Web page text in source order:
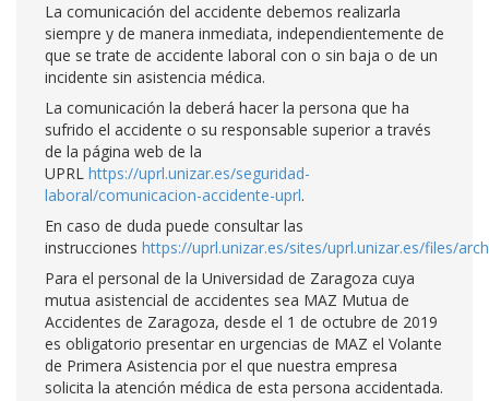
La comunicación del accidente debemos realizarla
siempre y de manera inmediata, independientemente de
que se trate de accidente laboral con o sin baja o de un
incidente sin asistencia médica.
La comunicación la deberá hacer la persona que ha
sufrido el accidente o su responsable superior a través
de la página web de la
UPRL https://uprl.unizar.es/seguridad-
laboral/comunicacion-accidente-uprl.
En caso de duda puede consultar las
instrucciones https://uprl.unizar.es/sites/uprl.unizar.es/files/
Para el personal de la Universidad de Zaragoza cuya
mutua asistencial de accidentes sea MAZ Mutua de
Accidentes de Zaragoza, desde el 1 de octubre de 2019
es obligatorio presentar en urgencias de MAZ el Volante
de Primera Asistencia por el que nuestra empresa
solicita la atención médica de esta persona accidentada.